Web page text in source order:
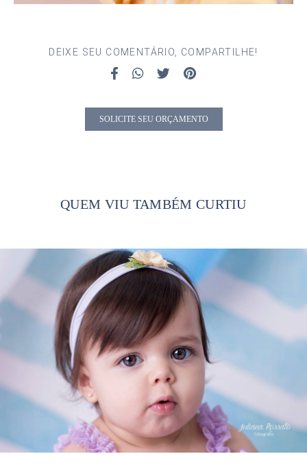
DEIXE SEU COMENTÁRIO, COMPARTILHE!
SOLICITE SEU ORÇAMENTO
QUEM VIU TAMBÉM CURTIU